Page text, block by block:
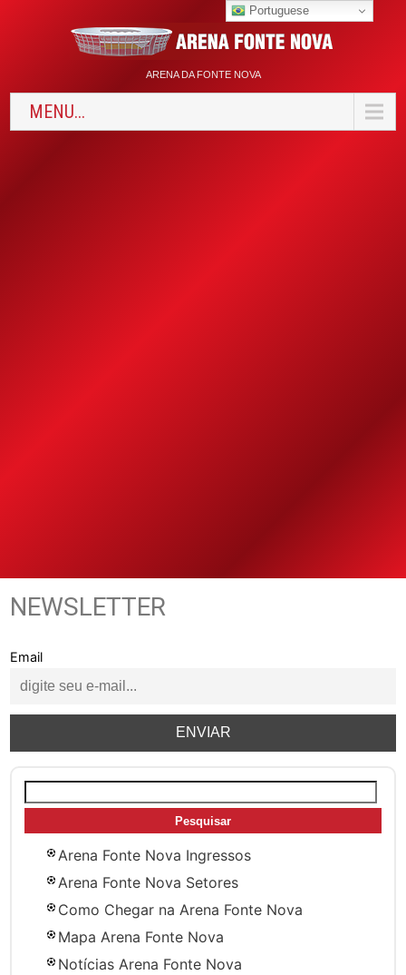
ARENA DA FONTE NOVA
MENU...
NEWSLETTER
Email
Pesquisar
por:
Arena Fonte Nova Ingressos
Arena Fonte Nova Setores
Como Chegar na Arena Fonte Nova
Mapa Arena Fonte Nova
Notícias Arena Fonte Nova
Portuguese